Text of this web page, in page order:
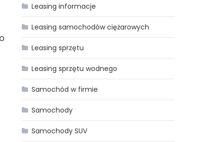
Leasing informacje
Leasing samochodów ciężarowych
Leasing sprzętu
Leasing sprzętu wodnego
Samochód w firmie
Samochody
Samochody SUV